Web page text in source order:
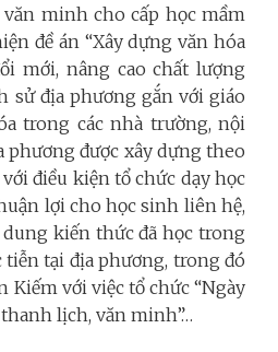
minh cho cấp học mầm
đề án “Xây dựng văn hóa
mới, nâng cao chất lượng
sử địa phương gắn với giáo
trong các nhà trường, nội
phương được xây dựng theo
điều kiện tổ chức dạy học
lợi cho học sinh liên hệ,
kiến thức đã học trong
tại địa phương, trong đó
Kiếm với việc tổ chức “Ngày
lịch, văn minh”…